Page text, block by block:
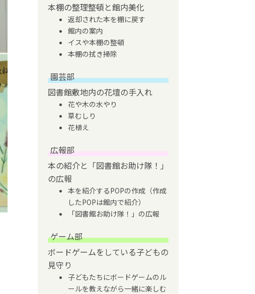
本棚の整理整頓と館内美化
返却された本を棚に戻す
館内の案内
イスや本棚の整頓
本棚の拭き掃除
園芸部
図書館敷地内の花壇の手入れ
花や木の水やり
草むしり
花植え
広報部
本の紹介と「図書館お助け隊！」
の広報
本を紹介するPOPの作成（作成
したPOPは館内で紹介）
「図書館お助け隊！」の広報
ゲーム部
ボードゲームをしている子どもの
見守り
子どもたちにボードゲームのル
ールを教えながら一緒に楽しむ